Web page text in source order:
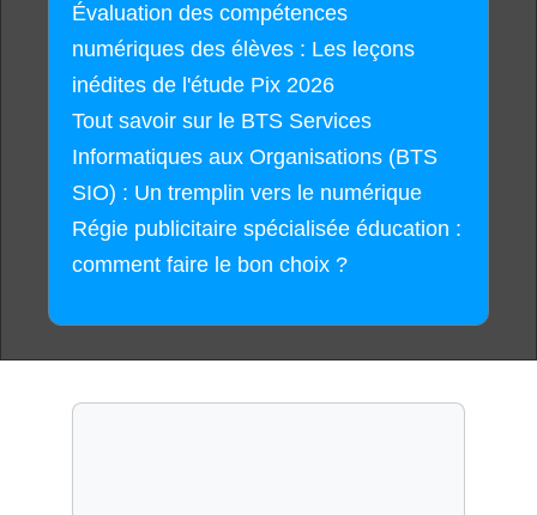
Évaluation des compétences
numériques des élèves : Les leçons
inédites de l'étude Pix 2026
Tout savoir sur le BTS Services
Informatiques aux Organisations (BTS
SIO) : Un tremplin vers le numérique
Régie publicitaire spécialisée éducation :
comment faire le bon choix ?